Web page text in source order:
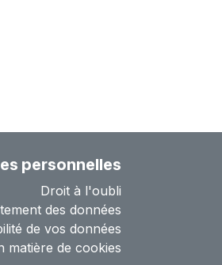
personnelles
Droit à l'oubli
des données
de vos données
matière de cookies